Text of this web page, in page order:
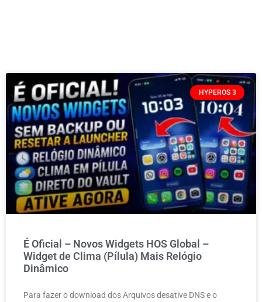
HYPEROS 3
É Oficial – Novos Widgets HOS Global –
Widget de Clima (Pílula) Mais Relógio
Dinâmico
Para fazer o download dos Arquivos desative DNS e o